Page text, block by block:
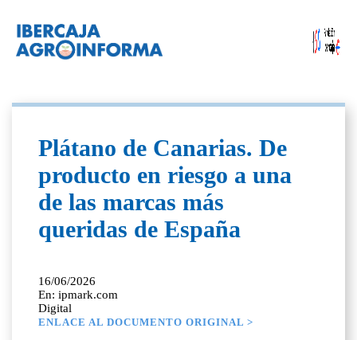
Plátano de Canarias. De
producto en riesgo a una
de las marcas más
queridas de España
16/06/2026
En: ipmark.com
Digital
ENLACE AL DOCUMENTO ORIGINAL >